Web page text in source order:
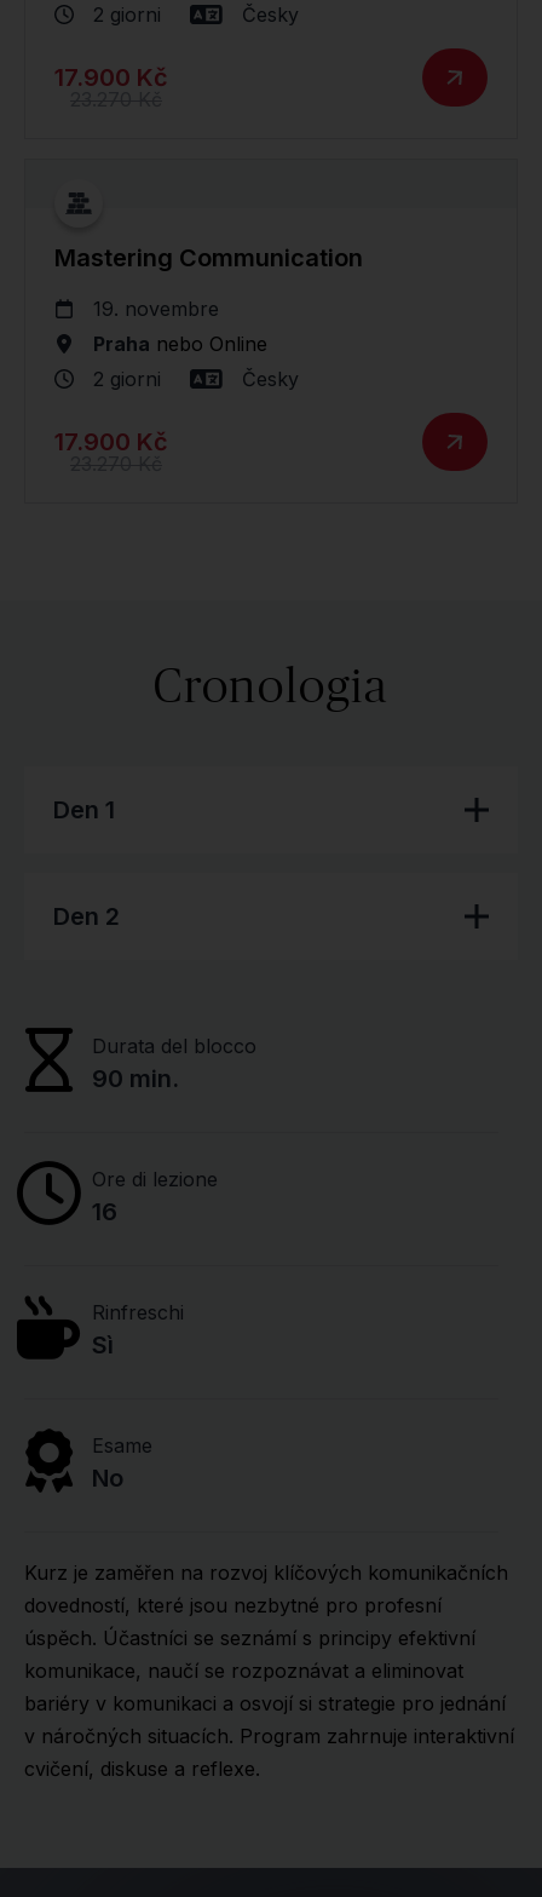
2 giorni
Česky
17.900 Kč
Mastering Communication
19. novembre
Praha nebo Online
2 giorni
Česky
17.900 Kč
Cronologia
Den 1
Den 2
Durata del blocco
90 min.
Ore di lezione
16
Rinfreschi
Sì
Esame
No
Kurz je zaměřen na rozvoj klíčových komunikačních
dovedností, které jsou nezbytné pro profesní
úspěch. Účastníci se seznámí s principy efektivní
komunikace, naučí se rozpoznávat a eliminovat
bariéry v komunikaci a osvojí si strategie pro jednání
v náročných situacích. Program zahrnuje interaktivní
cvičení, diskuse a reflexe.